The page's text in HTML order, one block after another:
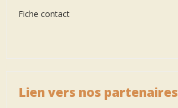
Fiche contact
Lien vers nos partenaires